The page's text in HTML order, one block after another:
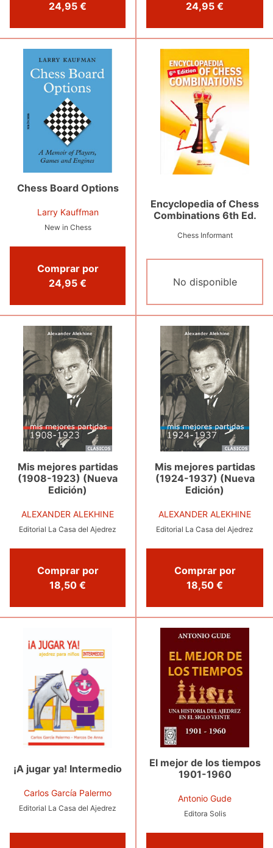
24,95 € 24,95 €
Chess Board Options
Larry Kauffman
New in Chess
Comprar por
24,95 €
Encyclopedia of Chess
Combinations 6th Ed.
Chess Informant
No disponible
Mis mejores partidas
(1908-1923) (Nueva
Edición)
ALEXANDER ALEKHINE
Editorial La Casa del Ajedrez
Comprar por
18,50 €
Mis mejores partidas
(1924-1937) (Nueva
Edición)
ALEXANDER ALEKHINE
Editorial La Casa del Ajedrez
Comprar por
18,50 €
¡A jugar ya! Intermedio
Carlos García Palermo
Editorial La Casa del Ajedrez
El mejor de los tiempos
1901-1960
Antonio Gude
Editora Solis